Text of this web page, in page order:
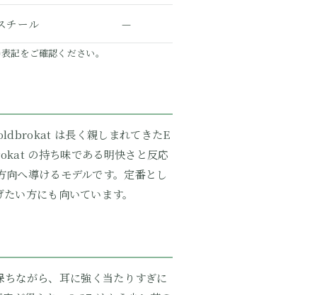
チール —
記をご確認ください。
は長く親しまれてきたE
の持ち味である明快さと反応
へ導けるモデルです。定番とし
い方にも向いています。
ながら、耳に強く当たりすぎに